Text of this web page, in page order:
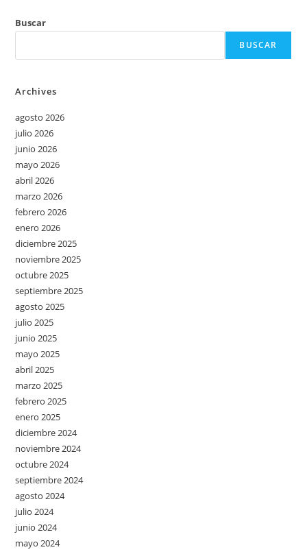
Buscar
BUSCAR
Archives
agosto 2026
julio 2026
junio 2026
mayo 2026
abril 2026
marzo 2026
febrero 2026
enero 2026
diciembre 2025
noviembre 2025
octubre 2025
septiembre 2025
agosto 2025
julio 2025
junio 2025
mayo 2025
abril 2025
marzo 2025
febrero 2025
enero 2025
diciembre 2024
noviembre 2024
octubre 2024
septiembre 2024
agosto 2024
julio 2024
junio 2024
mayo 2024